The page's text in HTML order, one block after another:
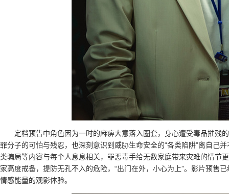
定档预告中角色因为一时的麻痹大意落入圈套，身心遭受毒品摧残
罪分子的可怕与残忍，也深刻意识到威胁生命安全的“各类陷阱”离自己
类骗局等内容与每个人息息相关，罪恶毒手给无数家庭带来灾难的情节
家高度戒备，提防无孔不入的危险，“出门在外，小心为上”。影片预售
情感能量的观影体验。